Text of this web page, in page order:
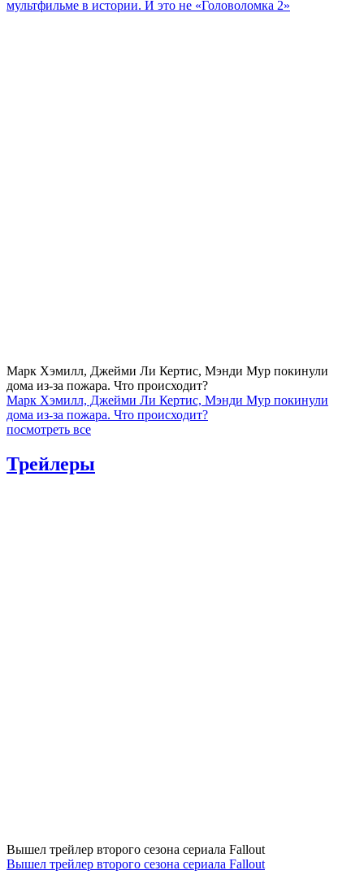
мультфильме в истории. И это не «Головоломка 2»
Марк Хэмилл, Джейми Ли Кертис, Мэнди Мур покинули
дома из-за пожара. Что происходит?
Марк Хэмилл, Джейми Ли Кертис, Мэнди Мур покинули
дома из-за пожара. Что происходит?
посмотреть все
Трейлеры
Вышел трейлер второго сезона сериала Fallout
Вышел трейлер второго сезона сериала Fallout